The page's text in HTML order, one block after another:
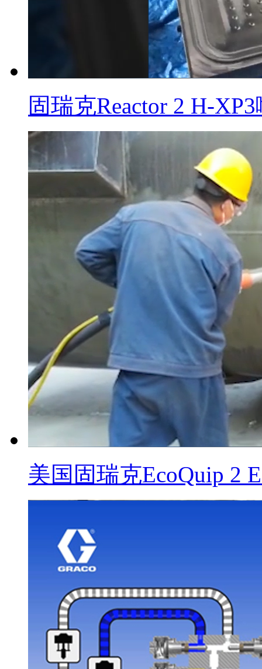
固瑞克Reactor 2 H-
美国固瑞克EcoQuip 2